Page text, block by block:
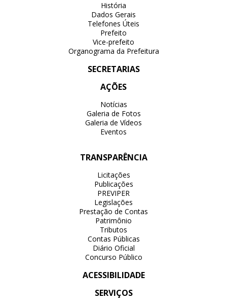
História
Dados Gerais
Telefones Úteis
Prefeito
Vice-prefeito
Organograma da Prefeitura
SECRETARIAS
AÇÕES
Notícias
Galeria de Fotos
Galeria de Vídeos
Eventos
TRANSPARÊNCIA
Licitações
Publicações
PREVIPER
Legislações
Prestação de Contas
Patrimônio
Tributos
Contas Públicas
Diário Oficial
Concurso Público
ACESSIBILIDADE
SERVIÇOS